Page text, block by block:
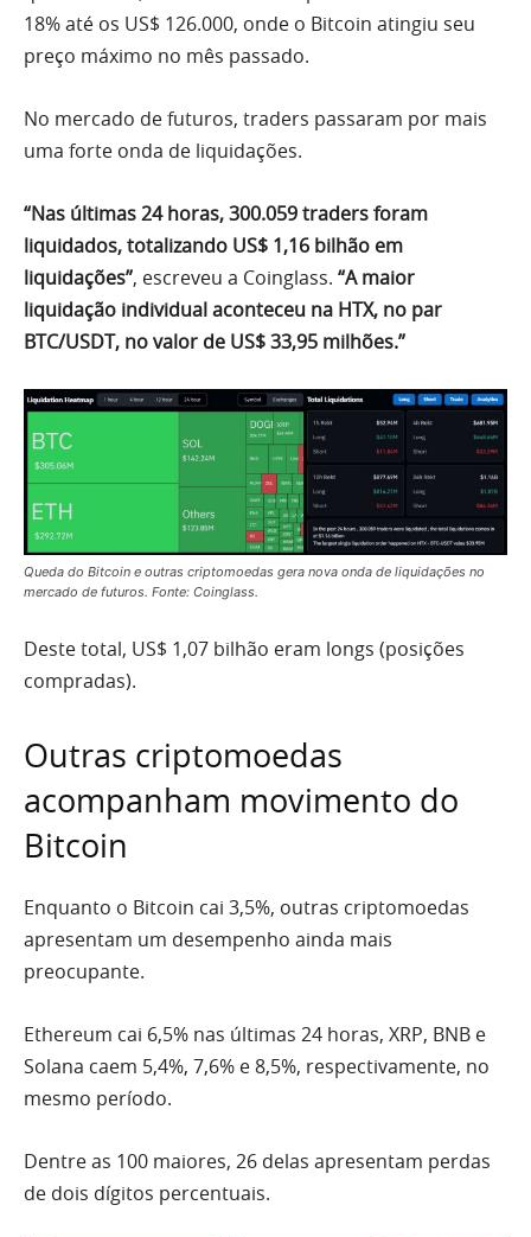
18% até os US$ 126.000, onde o Bitcoin atingiu seu
preço máximo no mês passado.
No mercado de futuros, traders passaram por mais
uma forte onda de liquidações.
“Nas últimas 24 horas, 300.059 traders foram
liquidados, totalizando US$ 1,16 bilhão em
liquidações”, escreveu a Coinglass. “A maior
liquidação individual aconteceu na HTX, no par
BTC/USDT, no valor de US$ 33,95 milhões.”
Queda do Bitcoin e outras criptomoedas gera nova onda de liquidações no
mercado de futuros. Fonte: Coinglass.
Deste total, US$ 1,07 bilhão eram longs (posições
compradas).
Outras criptomoedas
acompanham movimento do
Bitcoin
Enquanto o Bitcoin cai 3,5%, outras criptomoedas
apresentam um desempenho ainda mais
preocupante.
Ethereum cai 6,5% nas últimas 24 horas, XRP, BNB e
Solana caem 5,4%, 7,6% e 8,5%, respectivamente, no
mesmo período.
Dentre as 100 maiores, 26 delas apresentam perdas
de dois dígitos percentuais.